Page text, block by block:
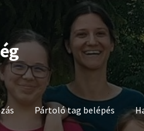
Pártoló tag belépés